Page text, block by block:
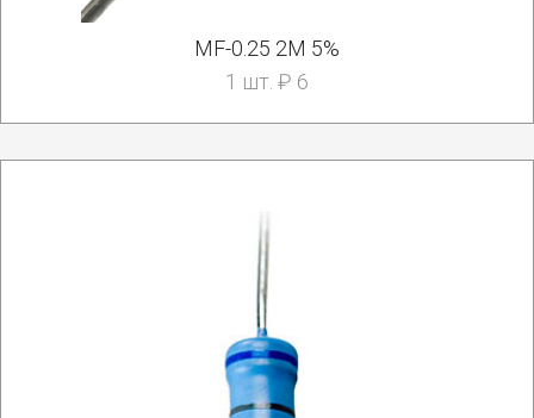
MF-0.25 2M 5%
1 шт. ₽ 6